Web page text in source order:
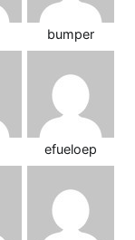
bumper
efueloep